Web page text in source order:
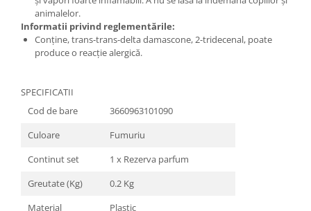
animalelor.
Informatii privind reglementările:
Conține, trans-trans-delta damascone, 2-tridecenal, poate
produce o reacție alergică.
SPECIFICATII
Cod de bare
3660963101090
Culoare
Fumuriu
Continut set
1 x Rezerva parfum
Greutate (Kg)
0.2 Kg
Material
Plastic